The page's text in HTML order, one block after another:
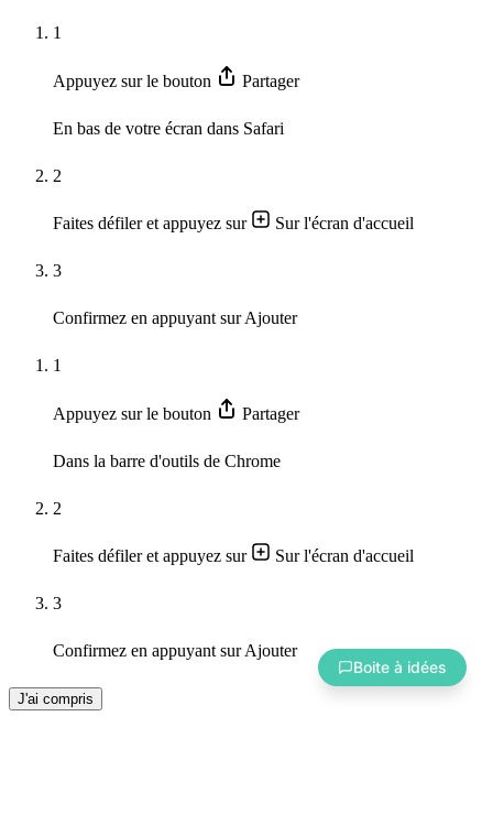
1
Appuyez sur le bouton Partager
En bas de votre écran dans Safari
2
Faites défiler et appuyez sur Sur l'écran d'accueil
3
Confirmez en appuyant surAjouter
1
Appuyez sur le bouton Partager
Dans la barre d'outils de Chrome
2
Faites défiler et appuyez sur Sur l'écran d'accueil
3
Confirmez en appuyant surAjouter
J'ai compris
Boite à idées
💡 Quelque chose à améliorer